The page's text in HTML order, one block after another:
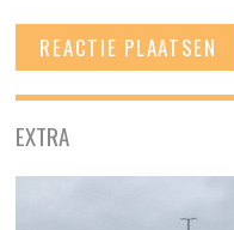
EXTRA